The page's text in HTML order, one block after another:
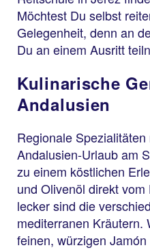
Möchtest Du selbst
Gelegenheit, denn an
Du an einem Ausritt
Kulinarische
Andalusien
Regionale
Andalusien-Urlaub am
zu einem köstlichen
und Olivenöl direkt
lecker sind die
mediterranen Kräutern.
feinen, würzigen